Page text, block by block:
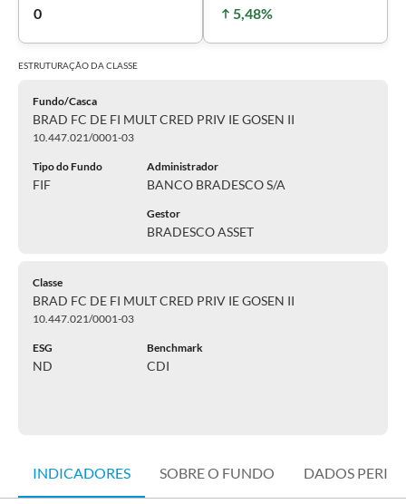
0 5,48%
ESTRUTURAÇÃO DACLASSE
Fundo/Casca
BRAD FC DE FI MULT CRED PRIV IE GOSEN II
10.447.021/0001-03
Tipo do Fundo
FIF
Administrador
BANCO BRADESCO S/A
Gestor
BRADESCO ASSET
Classe
BRAD FC DE FI MULT CRED PRIV IE GOSEN II
10.447.021/0001-03
ESG
ND
Benchmark
CDI
INDICADORES SOBRE O FUNDO DADOS